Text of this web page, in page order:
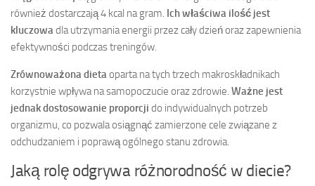
również dostarczają 4 kcal na gram. Ich właściwa ilość jest
kluczowadla utrzymania energii przez cały dzień oraz zapewnienia
efektywności podczas treningów.
Zrównoważona dietaoparta na tych trzech makroskładnikach
korzystnie wpływa na samopoczucie oraz zdrowie. Ważne jest
jednak dostosowanie proporcji do indywidualnych potrzeb
organizmu, co pozwala osiągnąć zamierzone cele związane z
odchudzaniem i poprawą ogólnego stanu zdrowia.
Jaką rolę odgrywa różnorodność w diecie?